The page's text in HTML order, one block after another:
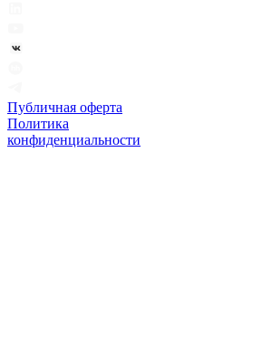
Публичная оферта
Политика
конфиденциальности